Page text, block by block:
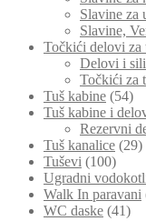
Slavine za
Slavine,
Točkići delovi za
Delovi i
Točkići za
Tuš kabine (54)
Tuš kabine i
Rezervni
Tuš kanalice (29)
Tuševi (100)
Ugradni
Walk In paravani
WC daske (41)